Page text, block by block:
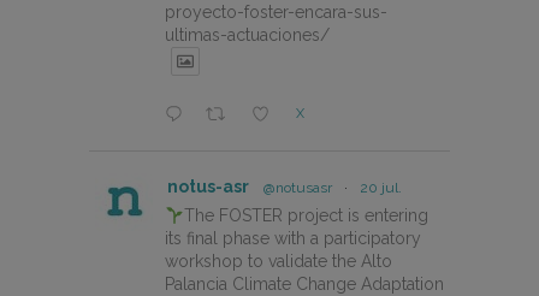
proyecto-foster-encara-sus-
ultimas-actuaciones/
X
notus-asr @notusasr · 20 jul.
The FOSTER project is entering
its final phase with a participatory
workshop to validate the Alto
Palancia Climate Change Adaptation